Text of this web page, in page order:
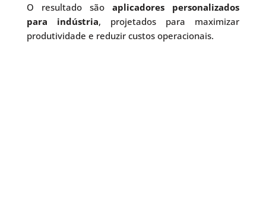
O resultado sãoaplicadores personalizados
para indústria, projetados para maximizar
produtividade e reduzir custos operacionais.